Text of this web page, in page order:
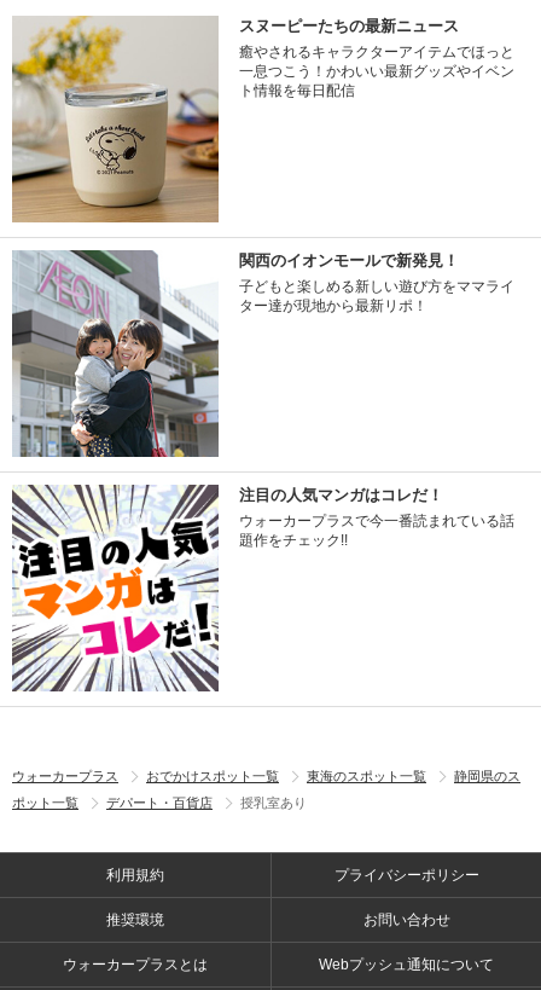
スヌーピーたちの最新ニュース
癒やされるキャラクターアイテムでほっと
一息つこう！かわいい最新グッズやイベン
ト情報を毎日配信
関西のイオンモールで新発見！
子どもと楽しめる新しい遊び方をママライ
ター達が現地から最新リポ！
注目の人気マンガはコレだ！
ウォーカープラスで今一番読まれている話
題作をチェック!!
ウォーカープラス おでかけスポット一覧 東海のスポット一覧
静岡県のス
ポット一覧
デパート・百貨店 授乳室あり
利用規約 プライバシーポリシー
推奨環境 お問い合わせ
ウォーカープラスとは Webプッシュ通知について